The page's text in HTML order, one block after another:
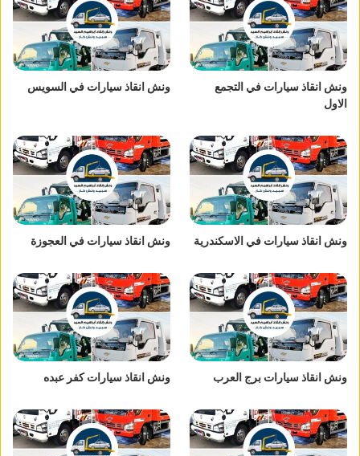
ونش انقاذ سيارات في التجمع
الاول
ونش انقاذ سيارات في السويس
ونش انقاذ سيارات في الاسكندرية ونش انقاذ سيارات في العجوزة
ونش انقاذ سيارات برج العرب ونش انقاذ سيارات كفر عبده